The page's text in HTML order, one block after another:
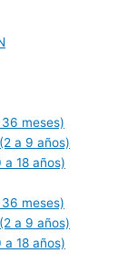
36 meses)
a 9 años)
a 18 años)
36 meses)
a 9 años)
a 18 años)